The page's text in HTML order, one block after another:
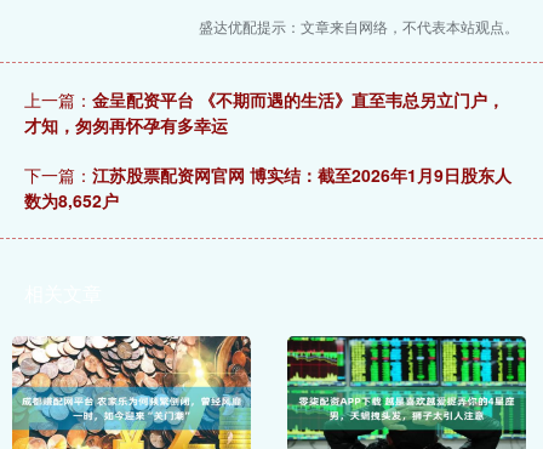
盛达优配提示：文章来自网络，不代表本站观点。
上一篇： 金呈配资平台 《不期而遇的生活》直至韦总另立门户，
才知，匆匆再怀孕有多幸运
下一篇： 江苏股票配资网官网 博实结：截至2026年1月9日股东人
数为8,652户